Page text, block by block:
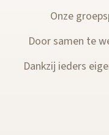
Onze
Door samen te
Dankzij ieders